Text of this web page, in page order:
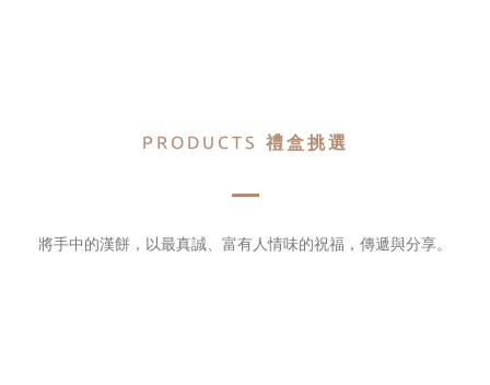
PRODUCTS 禮盒挑選
將手中的漢餅，以最真誠、富有人情味的祝福，傳遞與分享。